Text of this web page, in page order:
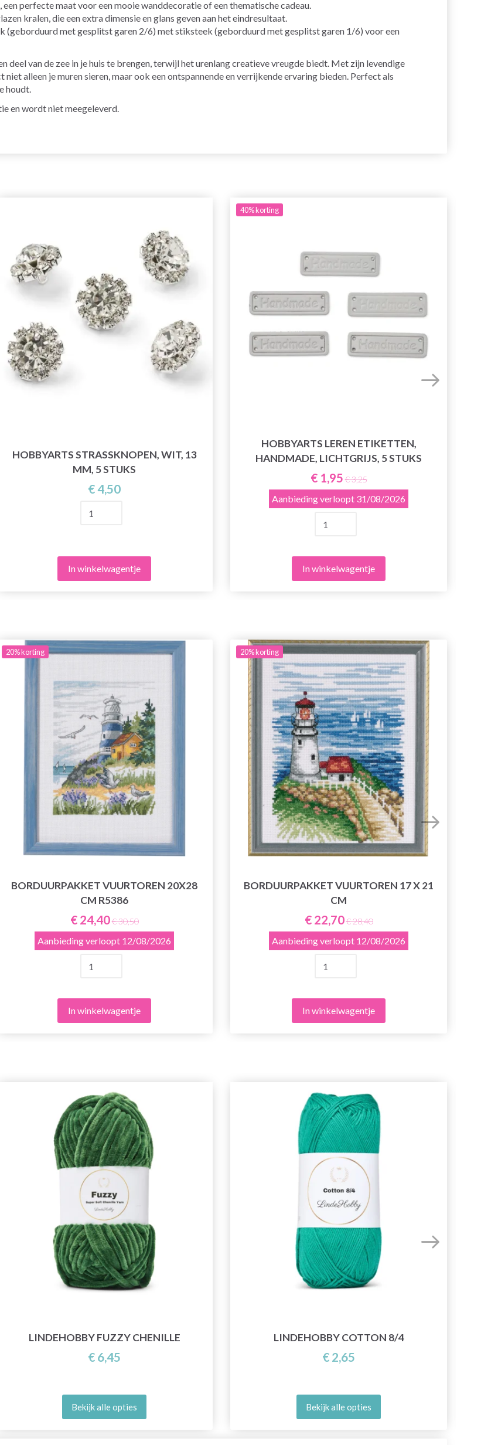
perfecte maat voor een mooie wanddecoratie of een thematische cadeau.
kralen, die een extra dimensie en glans geven aan het eindresultaat.
(geborduurd met gesplitst garen 2/6) met stiksteek (geborduurd met gesplitst garen 1/6) voor een
deel van de zee in je huis te brengen, terwijl het urenlang creatieve vreugde biedt. Met zijn levendige
alleen je muren sieren, maar ook een ontspannende en verrijkende ervaring bieden. Perfect als
houdt.
en wordt niet meegeleverd.
HOBBYARTS STRASSKNOPEN, WIT, 13
MM, 5 STUKS
€ 4,50
In winkelwagentje
40%korting
HOBBYARTS LEREN ETIKETTEN,
HANDMADE, LICHTGRIJS, 5 STUKS
€ 1,95 € 3,25
Aanbieding verloopt 31/08/2026
In winkelwagentje
20%korting
BORDUURPAKKET VUURTOREN 20X28
CM R5386
€ 24,40€ 30,50
Aanbieding verloopt 12/08/2026
In winkelwagentje
20%korting
BORDUURPAKKET VUURTOREN 17 X 21
CM
€ 22,70€ 28,40
Aanbieding verloopt 12/08/2026
In winkelwagentje
LINDEHOBBY FUZZY CHENILLE
€ 6,45
Bekijk alle opties
LINDEHOBBY COTTON 8/4
€ 2,65
Bekijk alle opties